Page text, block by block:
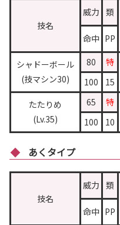
技名
威力 類
命中 PP
シャドーボール
(技マシン30)
80 特
100
15
たたりめ
(Lv.35)
65 特
100 10
あくタイプ
技名
威力 類
命中 PP